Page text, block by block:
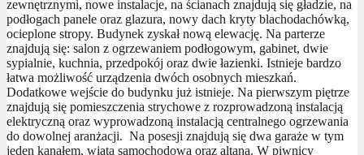
zewnętrznymi, nowe instalacje, na ścianach znajdują się gładzie, na
podłogach panele oraz glazura, nowy dach kryty blachodachówką,
ocieplone stropy. Budynek zyskał nową elewację. Na parterze
znajdują się: salon z ogrzewaniem podłogowym, gabinet, dwie
sypialnie, kuchnia, przedpokój oraz dwie łazienki. Istnieje bardzo
łatwa możliwość urządzenia dwóch osobnych mieszkań.
Dodatkowe wejście do budynku już istnieje. Na pierwszym piętrze
znajdują się pomieszczenia strychowe z rozprowadzoną instalacją
elektryczną oraz wyprowadzoną instalacją centralnego ogrzewania
do dowolnej aranżacji. Na posesji znajdują się dwa garaże w tym
jeden kanałem, wiata samochodowa oraz altana. W piwnicy